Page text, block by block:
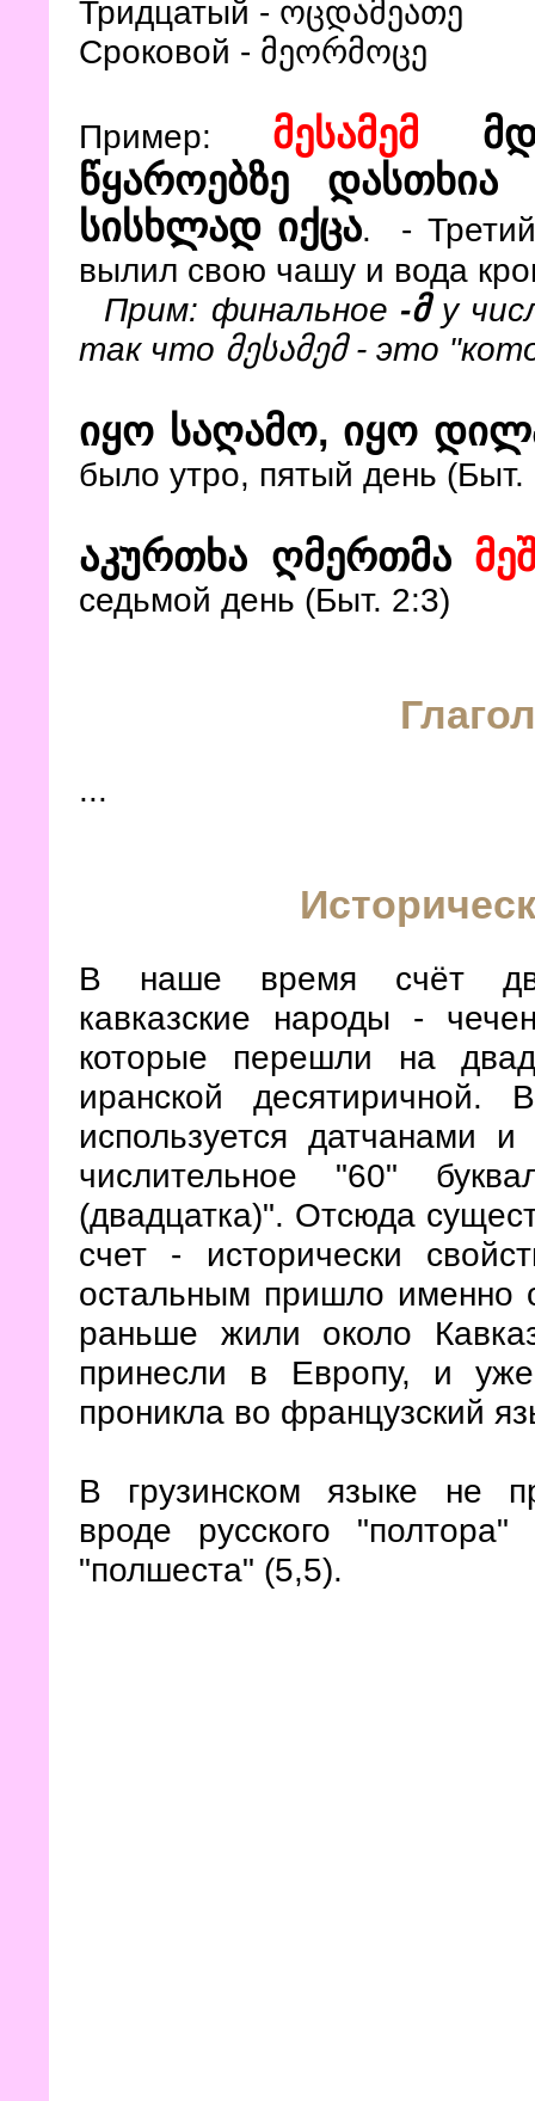
Тридцатый - ოცდამეათე
Сроковой - მეორმოცე
Пример: მესამემ
წყაროებზე
სისხლად იქცა. - Третий
вылил свою чашу и вода
Прим: финальное -მу
так что მესამემ - это
იყო საღამო, იყო
было утро, пятый день (Быт.
აკურთხა ღმერთმა
седьмой день (Быт. 2:3)
...
В наше время счёт
кавказские народы -
которые перешли на
иранской
используется датчанами
числительное "60"
(двадцатка)". Отсюда
счет - исторически
остальным пришло именно
раньше жили около
принесли в Европу, и уже
проникла во французский
В грузинском языке не
вроде русского
"полшеста" (5,5).